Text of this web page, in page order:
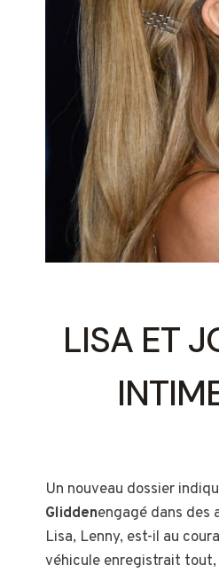
LISA ET
Un nouveau dossier
Gliddenengagé dans
Lisa, Lenny, est-il au
véhicule enregistrait